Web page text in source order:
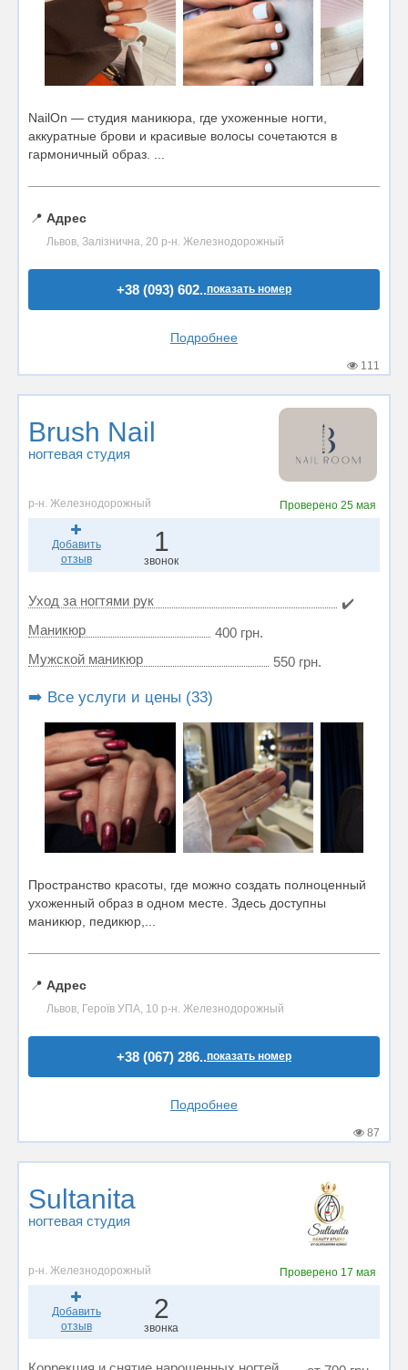
NailOn — студия маникюра, где ухоженные ногти,
аккуратные брови и красивые волосы сочетаются в
гармоничный образ. ...
📍 Адрес
Львов, Залізнична, 20 р-н. Железнодорожный
+38 (093) 602..показать номер
Подробнее
111
Brush Nail
ногтевая студия
р-н. Железнодорожный Проверено25 мая
Добавить
отзыв
1
звонок
Уход за ногтями рук
✔️
Маникюр
400 грн.
Мужской маникюр
550 грн.
➡️ Все услуги и цены (33)
Пространство красоты, где можно создать полноценный
ухоженный образ в одном месте. Здесь доступны
маникюр, педикюр,...
📍 Адрес
Львов, Героїв УПА, 10 р-н. Железнодорожный
+38 (067) 286..показать номер
Подробнее
87
Sultanita
ногтевая студия
р-н. Железнодорожный Проверено 17 мая
Добавить
отзыв
2
звонка